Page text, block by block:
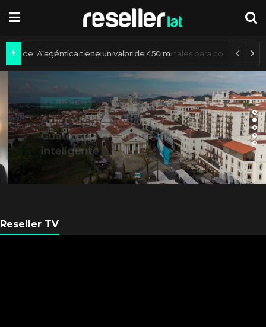
Mercado de IA agéntica tiene un valor de 450 mil millones de dólares
ES NOTICIA
Axis Communications y
Guatemala crean una ciudad
inteligente
Reseller TV